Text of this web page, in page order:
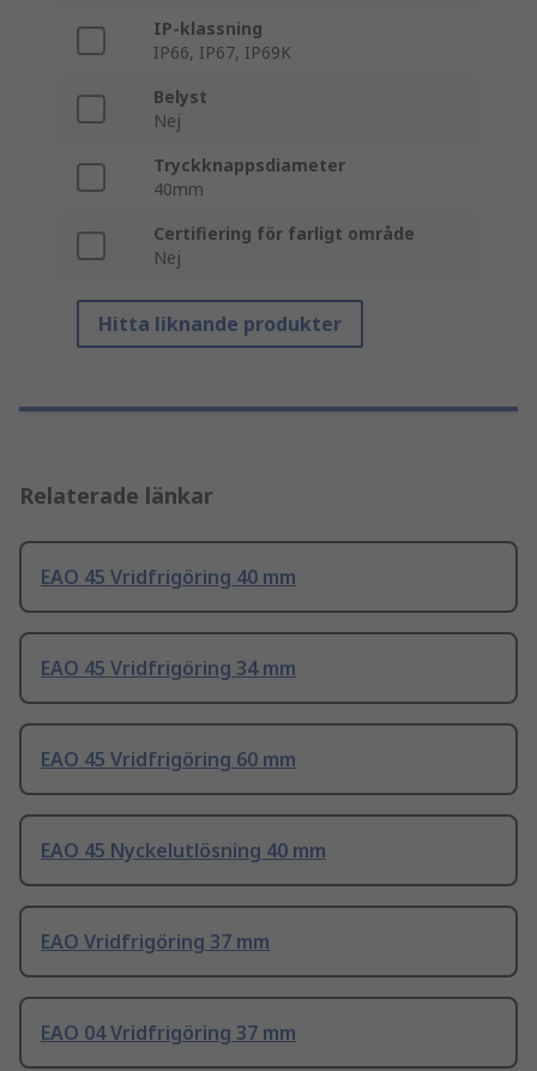
IP-klassning
IP66, IP67, IP69K
Belyst
Nej
Tryckknappsdiameter
40mm
Certifiering för farligt område
Nej
Hitta liknande produkter
Relaterade länkar
EAO 45 Vridfrigöring 40 mm
EAO 45 Vridfrigöring 34 mm
EAO 45 Vridfrigöring 60 mm
EAO 45 Nyckelutlösning 40 mm
EAO Vridfrigöring 37 mm
EAO 04 Vridfrigöring 37 mm